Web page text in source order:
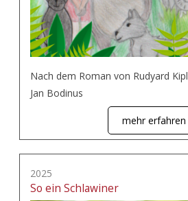
Nach dem Roman von Rudyard
Jan Bodinus
mehr erfahren
2025
So ein Schlawiner